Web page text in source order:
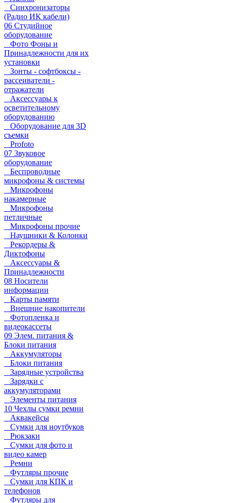
Синхронизаторы
(Радио ИК кабели)
06 Студийное
оборудование
Фото Фоны и
Принадлежности для их
установки
Зонты - софтбоксы -
рассеиватели -
отражатели
Аксессуары к
осветительному
оборудованию
Оборудование для 3D
съемки
Profoto
07 Звуковое
оборудование
Беспроводные
микрофоны & системы
Микрофоны
накамерные
Микрофоны
петличные
Микрофоны прочие
Наушники & Колонки
Рекордеры &
Диктофоны
Аксессуары &
Принадлежности
08 Носители
информации
Карты памяти
Внешние накопители
Фотопленка и
видеокассеты
09 Элем. питания &
Блоки питания
Аккумуляторы
Блоки питания
Зарядные устройства
Зарядки с
аккумуляторами
Элементы питания
10 Чехлы сумки ремни
Аквакейсы
Сумки для ноутбуков
Рюкзаки
Сумки для фото и
видео камер
Ремни
Футляры прочие
Сумки для КПК и
телефонов
Футляры для